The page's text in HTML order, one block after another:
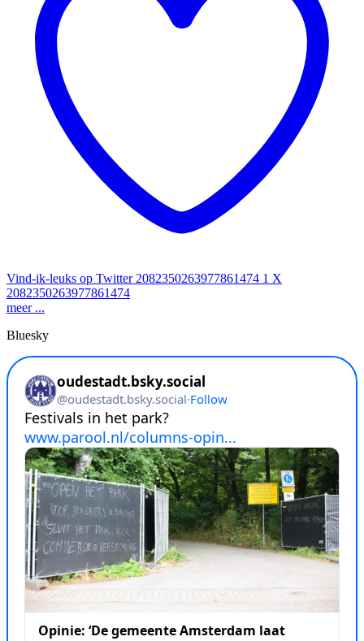
Vind-ik-leuks op Twitter 2082350263977861474 1 X
2082350263977861474
meer ...
Bluesky